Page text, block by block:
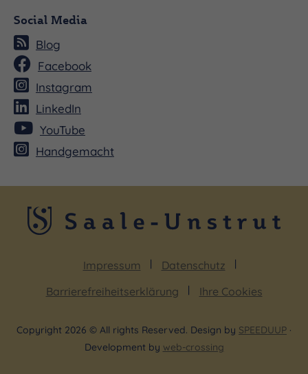
Social Media
Blog
Facebook
Instagram
LinkedIn
YouTube
Handgemacht
Impressum
Datenschutz
Barrierefreiheitserklärung
Ihre Cookies
Copyright 2026 © All rights Reserved. Design by SPEEDUUP ·
Development by web-crossing